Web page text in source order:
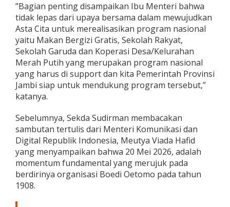
”Bagian penting disampaikan Ibu Menteri bahwa
tidak lepas dari upaya bersama dalam mewujudkan
Asta Cita untuk merealisasikan program nasional
yaitu Makan Bergizi Gratis, Sekolah Rakyat,
Sekolah Garuda dan Koperasi Desa/Kelurahan
Merah Putih yang merupakan program nasional
yang harus di support dan kita Pemerintah Provinsi
Jambi siap untuk mendukung program tersebut,”
katanya.
Sebelumnya, Sekda Sudirman membacakan
sambutan tertulis dari Menteri Komunikasi dan
Digital Republik Indonesia, Meutya Viada Hafid
yang menyampaikan bahwa 20 Mei 2026, adalah
momentum fundamental yang merujuk pada
berdirinya organisasi Boedi Oetomo pada tahun
1908.